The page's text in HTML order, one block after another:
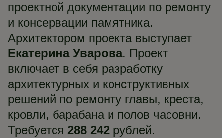
проектной документации по ремонту
и консервации памятника.
Архитектором проекта выступает
Екатерина Уварова. Проект
включает в себя разработку
архитектурных и конструктивных
решений по ремонту главы, креста,
кровли, барабана и полов часовни.
Требуется 288 242 рублей.